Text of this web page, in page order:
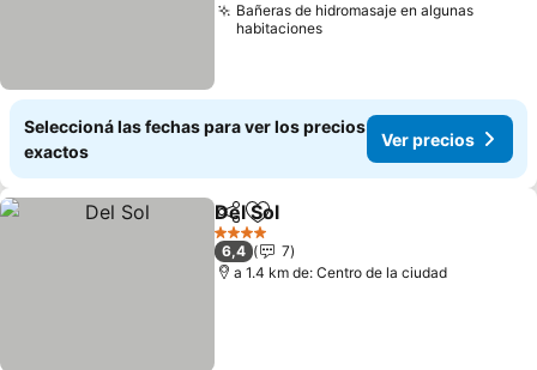
Bañeras de hidromasaje en algunas
habitaciones
Seleccioná las fechas para ver los precios
exactos
Ver precios
CompartirAñadir a favoritos
Del Sol
4 Estrellas
6,4
7
a 1.4 km de: Centro de la ciudad